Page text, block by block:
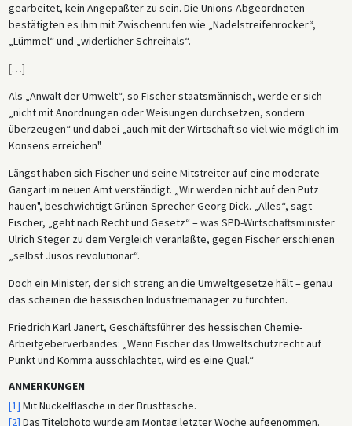
gearbeitet, kein Angepaßter zu sein. Die Unions-Abgeordneten
bestätigten es ihm mit Zwischenrufen wie „Nadelstreifenrocker“,
„Lümmel“ und „widerlicher Schreihals“.
[…]
Als „Anwalt der Umwelt“, so Fischer staatsmännisch, werde er sich
„nicht mit Anordnungen oder Weisungen durchsetzen, sondern
überzeugen“ und dabei „auch mit der Wirtschaft so viel wie möglich im
Konsens erreichen".
Längst haben sich Fischer und seine Mitstreiter auf eine moderate
Gangart im neuen Amt verständigt. „Wir werden nicht auf den Putz
hauen", beschwichtigt Grünen-Sprecher Georg Dick. „Alles“, sagt
Fischer, „geht nach Recht und Gesetz“ – was SPD-Wirtschaftsminister
Ulrich Steger zu dem Vergleich veranlaßte, gegen Fischer erschienen
„selbst Jusos revolutionär“.
Doch ein Minister, der sich streng an die Umweltgesetze hält – genau
das scheinen die hessischen Industriemanager zu fürchten.
Friedrich Karl Janert, Geschäftsführer des hessischen Chemie-
Arbeitgeberverbandes: „Wenn Fischer das Umweltschutzrecht auf
Punkt und Komma ausschlachtet, wird es eine Qual.“
ANMERKUNGEN
[1] Mit Nuckelflasche in der Brusttasche.
[2] Das Titelphoto wurde am Montag letzter Woche aufgenommen.